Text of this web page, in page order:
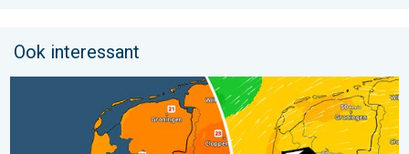
Ook interessant
Koeler weer op komst. Maxima onder 25 graden. . . dinsdag